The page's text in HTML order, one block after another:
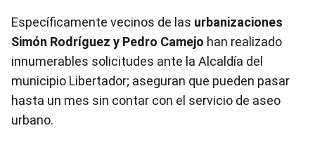
Específicamente vecinos de las urbanizaciones
Simón Rodríguez y Pedro Camejo han realizado
innumerables solicitudes ante la Alcaldía del
municipio Libertador; aseguran que pueden pasar
hasta un mes sin contar con el servicio de aseo
urbano.